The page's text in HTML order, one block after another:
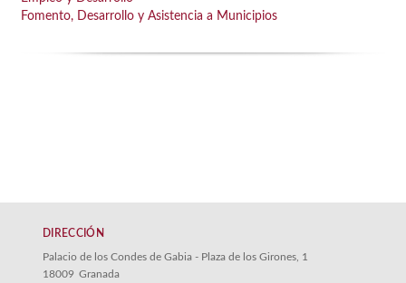
Cocina
Comic
Fomento, Desarrollo y Asistencia a Municipios
DIRECCIÓN
Palacio de los Condes de Gabia - Plaza de los Girones, 1
18009 Granada